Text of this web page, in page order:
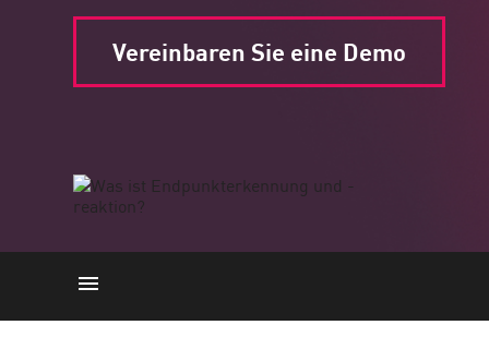
Vereinbaren Sie eine Demo